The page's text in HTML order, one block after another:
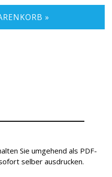
»
Sie umgehend als PDF-
selber ausdrucken.